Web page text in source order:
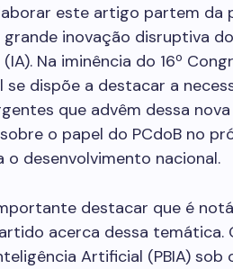
este artigo partem da
inovação disruptiva
Na iminência do 16º
dispõe a destacar a
que advêm dessa
o papel do PCdoB no
o desenvolvimento nacional.
destacar que é
acerca dessa temática.
Artificial (PBIA) sob